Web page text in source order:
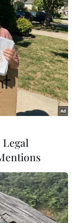
Legal